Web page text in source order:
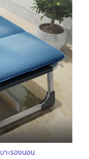
าะรองนอน